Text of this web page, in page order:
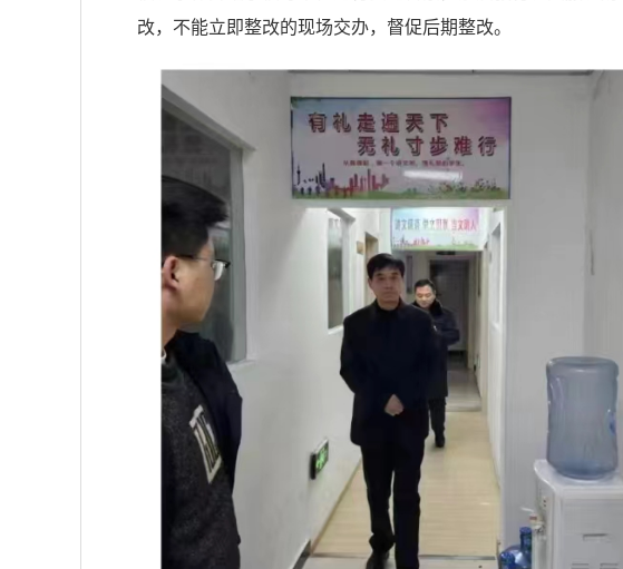
改，不能立即整改的现场交办，督促后期整改。